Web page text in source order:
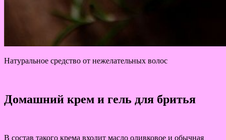
Натуральное средство от нежелательных волос
Домашний крем и гель для бритья
В состав такого крема входит масло оливковое и обычная